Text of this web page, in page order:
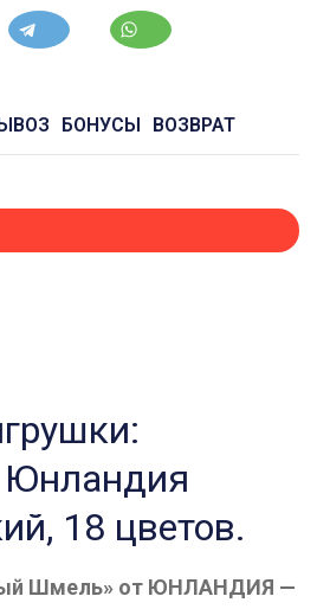
БОНУСЫ ВОЗВРАТ
Юнландия
18 цветов.
Шмель» от ЮНЛАНДИЯ —